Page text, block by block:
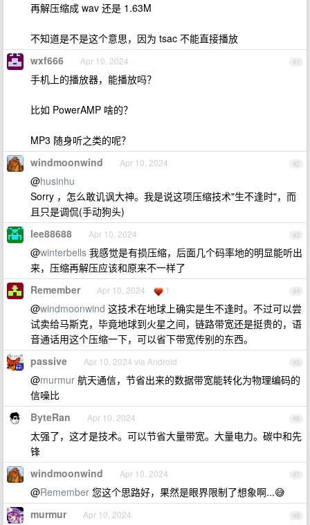
再解压缩成 wav 还是 1.63M
不知道是不是这个意思，因为 tsac 不能直接播放
41
wxf666 Apr 10, 2024
手机上的播放器，能播放吗？
比如 PowerAMP 啥的？
MP3 随身听之类的呢？
42
windmoonwind Apr 10, 2024
@husinhu
Sorry ，怎么敢讥讽大神。我是说这项压缩技术"生不逢时"，而
且只是调侃(手动狗头)
43
lee88688 Apr 10, 2024
@winterbells 我感觉是有损压缩，后面几个码率地的明显能听出
来，压缩再解压应该和原来不一样了
44
Remember Apr 10, 2024 1
@windmoonwind 这技术在地球上确实是生不逢时。不过可以尝
试卖给马斯克，毕竟地球到火星之间，链路带宽还是挺贵的，语
音通话用这个压缩一下，可以省下带宽传别的东西。
45
passive Apr 10, 2024 via Android
@murmur 航天通信，节省出来的数据带宽能转化为物理编码的
信噪比
46
ByteRan Apr 10, 2024
太强了，这才是技术。可以节省大量带宽。大量电力。碳中和先
锋
47
windmoonwind Apr 10, 2024
@Remember 您这个思路好，果然是眼界限制了想象啊...😅
48
murmur Apr 10, 2024